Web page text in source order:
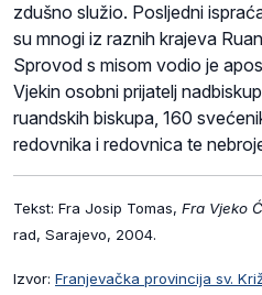
zdušno služio. Posljedni
su mnogi iz raznih krajeva
Sprovod s misom vodio je
Vjekin osobni prijatelj
ruandskih biskupa, 160
redovnika i redovnica te
Tekst: Fra Josip Tomas, Fra Vjeko
rad, Sarajevo, 2004.
Izvor: Franjevačka provincija sv.